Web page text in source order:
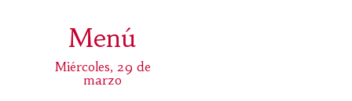
Menú
Miércoles, 29 de
marzo